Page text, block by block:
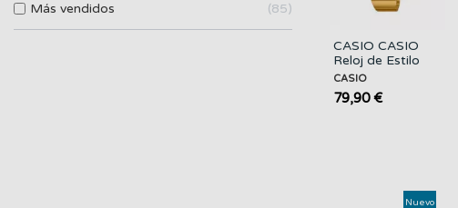
Más vendidos 85
CASIO CASIO
Reloj de Estilo
Retro AQ-
240EG-9AEF
CASIO
79,90 €
Nuevo